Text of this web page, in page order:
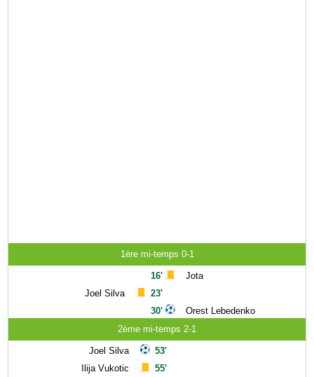
1ère mi-temps 0-1
Joel Silva
16'
23'
30'
Jota
Orest Lebedenko
2ème mi-temps 2-1
Joel Silva
Ilija Vukotic
53'
55'